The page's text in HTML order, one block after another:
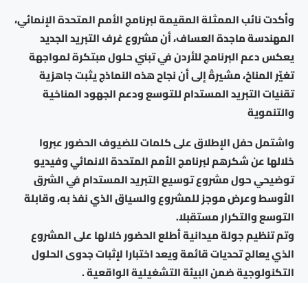
وأكدت نائب الممثلة المقيمة لبرنامج الأمم المتحدة الإنمائي،
المهندسة ماجدة العساف، أن مشروع غرف التبريد الجديد
يعكس دعم البرنامج للأردن في تبني حلول مبتكرة لمواجهة
تغيّر المناخ، مشيرةً إلى أن نجاح هذه النماذج يثبت جاهزية
تقنيات التبريد المستدام للتوسع ودعم الجهود المناخية
والتنموية
واشتمل حفل الإطلاق على كلمات للضيوف الحضور عبروا
خلالها عن شكرهم لبرنامج الأمم المتحدة الانمائي وفيديو
توضيحي حول مشروع توسيع التبريد المستدام في الشرق
الأوسط وعرض موجز للمشروع والسياق الذي نفذ به، وقابلة
التوسع والتكرار مستقبلا.
وتم تنظيم جولة ميدانية أطلع الحضور خلالها على المشروع
الذي يعالج تحديات قائمة ويعد اختبارا لإثبات جدوى الحلول
التكنولوجية ضمن البيئة التشغيلية الواقعية .